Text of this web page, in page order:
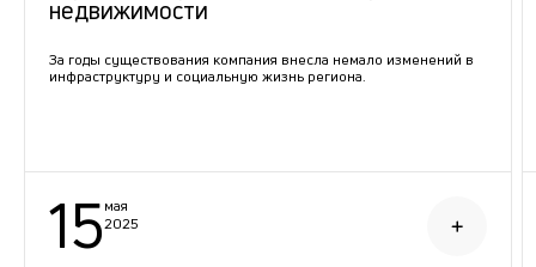
недвижимости
За годы существования компания внесла немало изменений в
инфраструктуру и социальную жизнь региона.
15мая
2025